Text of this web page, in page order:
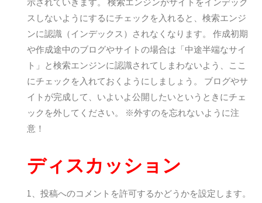
スしないようにするにチェックを入れると、検索エンジ
ンに認識（インデックス）されなくなります。 作成初期
や作成途中のブログやサイトの場合は「中途半端なサイ
ト」と検索エンジンに認識されてしまわないよう、ここ
にチェックを入れておくようにしましょう。 ブログやサ
イトが完成して、いよいよ公開したいというときにチェ
ックを外してください。 ※外すのを忘れないように注
意！
ディスカッション
1、投稿へのコメントを許可するかどうかを設定します。